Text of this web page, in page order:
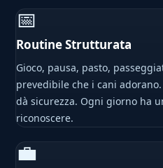
📅
Routine Strutturata
Gioco, pausa, pasto,
prevedibile che i cani
dà sicurezza. Ogni giorno ha
riconoscere.
💼